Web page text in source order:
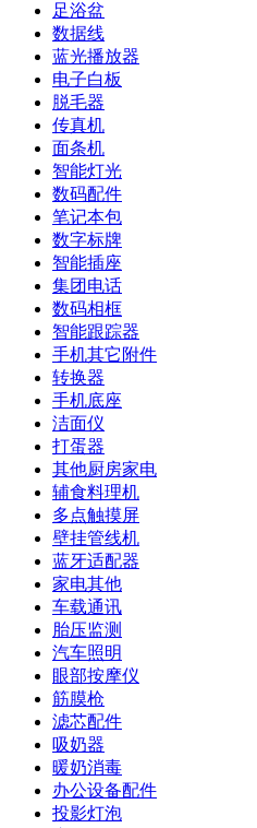
足浴盆
数据线
蓝光播放器
电子白板
脱毛器
传真机
面条机
智能灯光
数码配件
笔记本包
数字标牌
智能插座
集团电话
数码相框
智能跟踪器
手机其它附件
转换器
手机底座
洁面仪
打蛋器
其他厨房家电
辅食料理机
多点触摸屏
壁挂管线机
蓝牙适配器
家电其他
车载通讯
胎压监测
汽车照明
眼部按摩仪
筋膜枪
滤芯配件
吸奶器
暖奶消毒
办公设备配件
投影灯泡